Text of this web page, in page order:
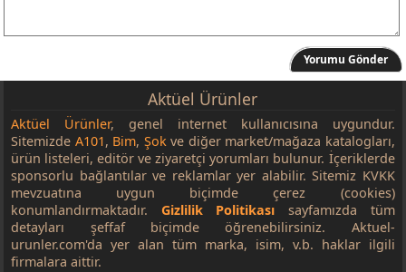
Yorumu Gönder
Aktüel Ürünler
Aktüel Ürünler, genel internet kullanıcısına uygundur.
Sitemizde A101, Bim, Şokve diğer market/mağaza katalogları,
ürün listeleri, editör ve ziyaretçi yorumları bulunur. İçeriklerde
sponsorlu bağlantılar ve reklamlar yer alabilir. Sitemiz KVKK
mevzuatına uygun biçimde çerez (cookies)
konumlandırmaktadır. Gizlilik Politikası sayfamızda tüm
detayları şeffaf biçimde öğrenebilirsiniz. Aktuel-
urunler.com'da yer alan tüm marka, isim, v.b. haklar ilgili
firmalara aittir.